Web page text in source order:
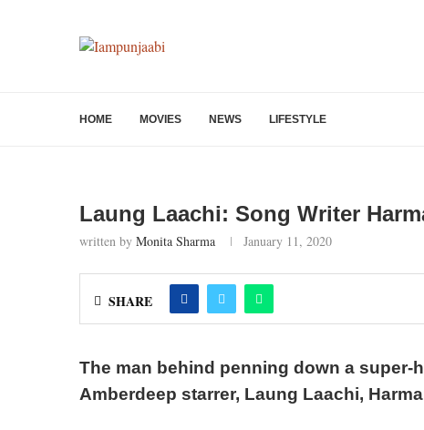
HOME MOVIES NEWS LIFESTYLE
Laung Laachi: Song Writer
written by Monita Sharma January 11, 2020
SHARE
The man behind penning down a super-
Amberdeep starrer, Laung Laachi,